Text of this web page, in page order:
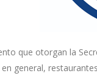
que otorgan la
general,